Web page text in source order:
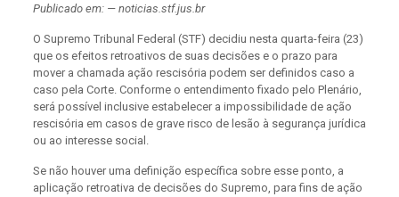
Publicado em: — noticias.stf.jus.br
O Supremo Tribunal Federal (STF) decidiu nesta quarta-feira (23)
que os efeitos retroativos de suas decisões e o prazo para
mover a chamada ação rescisória podem ser definidos caso a
caso pela Corte. Conforme o entendimento fixado pelo Plenário,
será possível inclusive estabelecer a impossibilidade de ação
rescisória em casos de grave risco de lesão à segurança jurídica
ou ao interesse social.
Se não houver uma definição específica sobre esse ponto, a
aplicação retroativa de decisões do Supremo, para fins de ação